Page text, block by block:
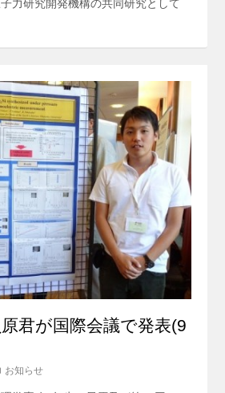
力研究開発機構の共同研究として
君が国際会議で発表(9
お知らせ